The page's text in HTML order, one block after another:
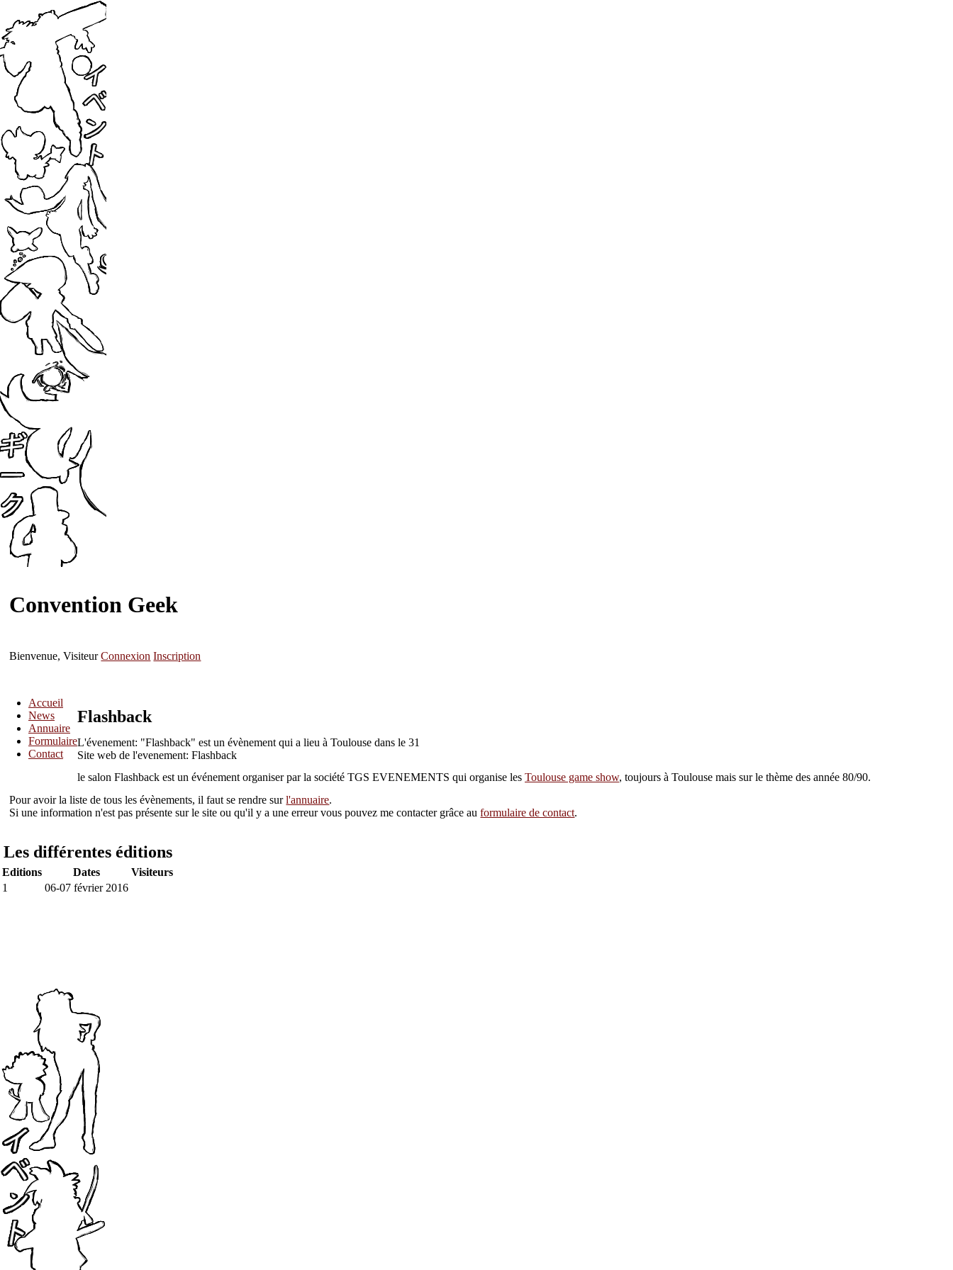
Convention Geek
Bienvenue, Visiteur Connexion Inscription
Accueil
News
Annuaire
Formulaire
Contact
Flashback
L'évenement: "Flashback" est un évènement qui a lieu à Toulouse dans le 31
Site web de l'evenement: Flashback
le salon Flashback est un événement organiser par la société TGS EVENEMENTS qui organise les Toulouse game show, toujours à Toulouse mais sur le thème des année 80/90.
Pour avoir la liste de tous les évènements, il faut se rendre surl'annuaire.
Si une information n'est pas présente sur le site ou qu'il y a une erreur vous pouvez me contacter grâce auformulaire de contact.
Les différentes éditions
Editions Dates
Visiteurs
1
06-07 février 2016